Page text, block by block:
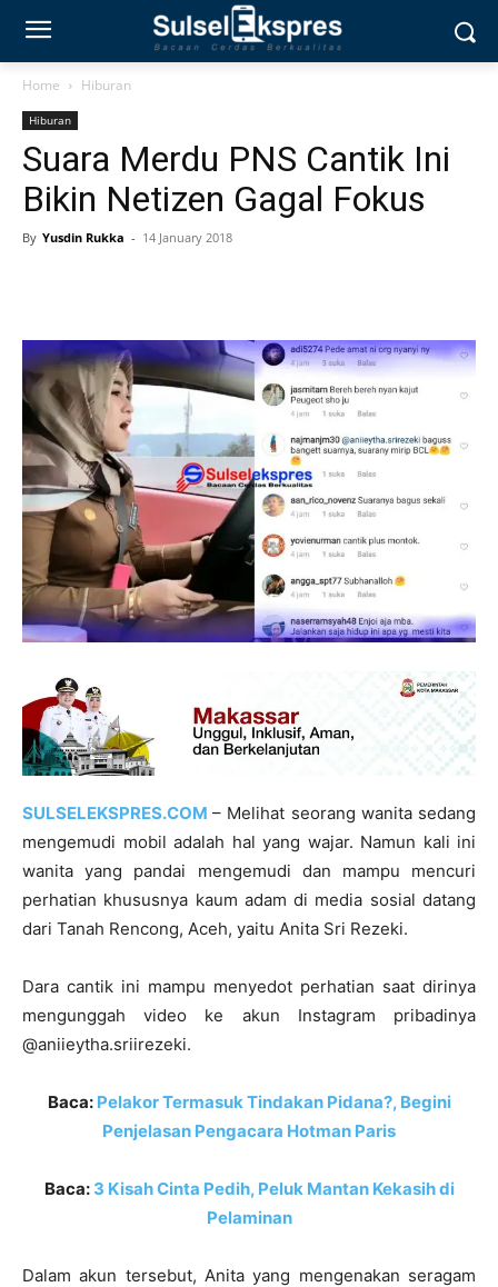
Home Hiburan
Hiburan
Suara Merdu PNS Cantik Ini
Bikin Netizen Gagal Fokus
By Yusdin Rukka - 14 January 2018
SULSELEKSPRES.COM – Melihat seorang wanita sedang
mengemudi mobil adalah hal yang wajar. Namun kali ini
wanita yang pandai mengemudi dan mampu mencuri
perhatian khususnya kaum adam di media sosial datang
dari Tanah Rencong, Aceh, yaitu Anita Sri Rezeki.
Dara cantik ini mampu menyedot perhatian saat dirinya
mengunggah video ke akun Instagram pribadinya
@aniieytha.sriirezeki.
Baca: Pelakor Termasuk Tindakan Pidana?, Begini
Penjelasan Pengacara Hotman Paris
Baca: 3 Kisah Cinta Pedih, Peluk Mantan Kekasih di
Pelaminan
Dalam akun tersebut, Anita yang mengenakan seragam